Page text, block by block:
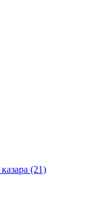
(21)